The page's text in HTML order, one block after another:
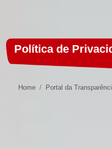
Política de
Home Portal da